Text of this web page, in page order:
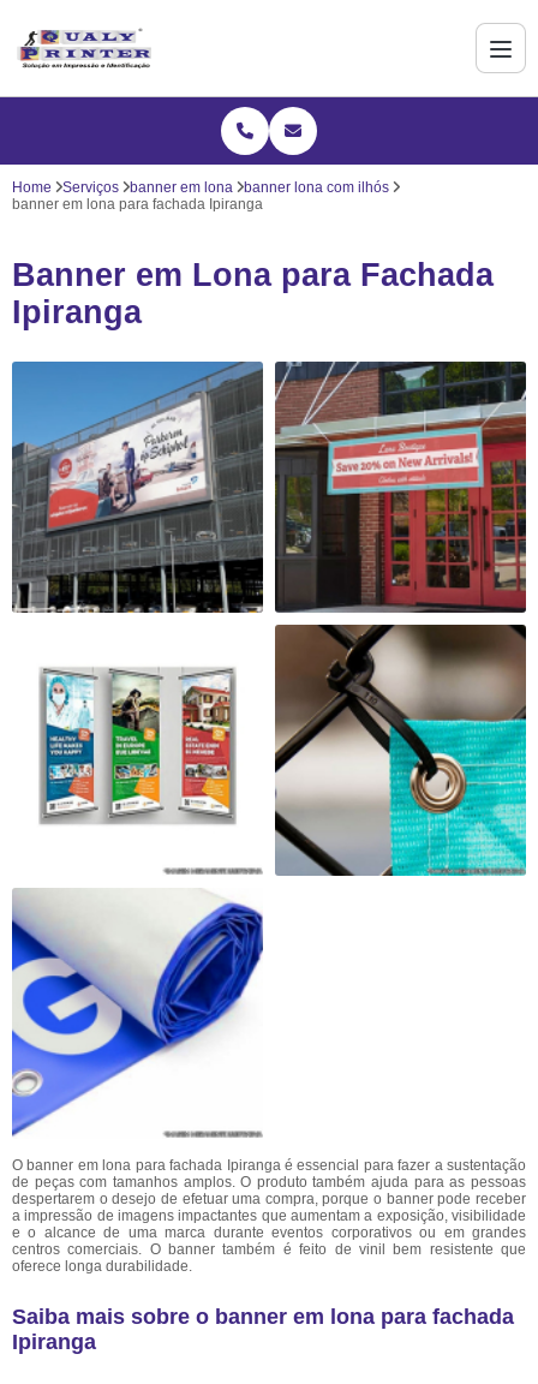
Home Serviços banner em lona
banner lona com ilhós
banner em lona para fachada Ipiranga
Banner em Lona para Fachada
Ipiranga
O banner em lona para fachada Ipiranga é essencial para fazer a sustentação
de peças com tamanhos amplos. O produto também ajuda para as pessoas
despertarem o desejo de efetuar uma compra, porque o banner pode receber
a impressão de imagens impactantes que aumentam a exposição, visibilidade
e o alcance de uma marca durante eventos corporativos ou em grandes
centros comerciais. O banner também é feito de vinil bem resistente que
oferece longa durabilidade.
Saiba mais sobre o banner em lona para fachada
Ipiranga